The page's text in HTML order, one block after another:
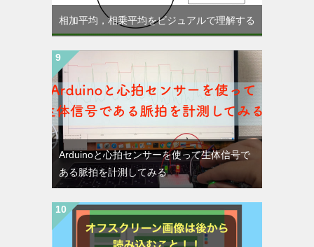
相加平均，相乗平均をビジュアルで理解する
Arduinoと心拍センサーを使って生体信号で
ある脈拍を計測してみる